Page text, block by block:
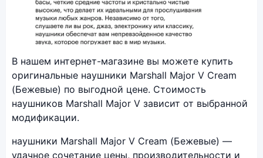
В нашем интернет-магазине вы можете купить
оригинальные наушники Marshall Major V Cream
(Бежевые) по выгодной цене. Стоимость
наушников Marshall Major V зависит от выбранной
модификации.
наушники Marshall Major V Cream (Бежевые) —
удачное сочетание цены, производительности и